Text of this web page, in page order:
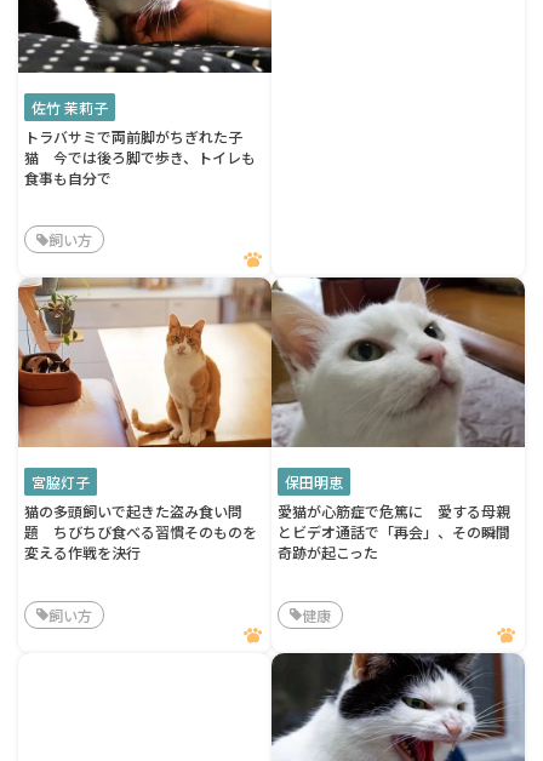
佐竹 茉莉子
トラバサミで両前脚がちぎれた子
猫 今では後ろ脚で歩き、トイレも
食事も自分で
飼い方
宮脇灯子
猫の多頭飼いで起きた盗み食い問
題 ちびちび食べる習慣そのものを
変える作戦を決行
飼い方
保田明恵
愛猫が心筋症で危篤に 愛する母親
とビデオ通話で「再会」、その瞬間
奇跡が起こった
健康